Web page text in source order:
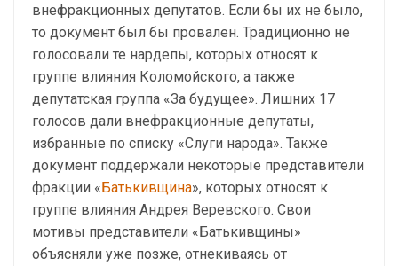
внефракционных депутатов. Если бы их не было,
то документ был бы провален. Традиционно не
голосовали те нардепы, которых относят к
группе влияния Коломойского, а также
депутатская группа «За будущее». Лишних 17
голосов дали внефракционные депутаты,
избранные по списку «Слуги народа». Также
документ поддержали некоторые представители
фракции «Батькивщина», которых относят к
группе влияния Андрея Веревского. Свои
мотивы представители «Батькивщины»
объясняли уже позже, отнекиваясь от